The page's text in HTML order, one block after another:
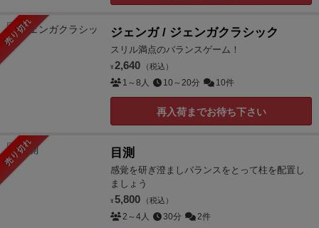
売り切れ ジェンガ / ジェンガクラシック
スリル満点のバランスゲーム！
¥ 2,640 （税込）
1～8人 10～20分 10件
再入荷までお待ち下さい
売り切れ 目測
感覚を研ぎ澄ましバランスをとって柱を配置し
ましょう
¥ 5,800 （税込）
2～4人 30分 2件